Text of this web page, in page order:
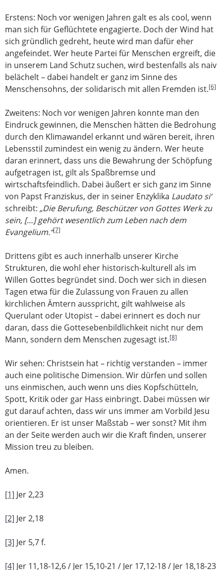
Erstens: Noch vor wenigen Jahren galt es als cool, wenn
man sich für Geflüchtete engagierte. Doch der Wind hat
sich gründlich gedreht, heute wird man dafür eher
angefeindet. Wer heute Partei für Menschen ergreift, die
in unserem Land Schutz suchen, wird bestenfalls als naiv
belächelt – dabei handelt er ganz im Sinne des
Menschensohns, der solidarisch mit allen Fremden ist.[6]
Zweitens: Noch vor wenigen Jahren konnte man den
Eindruck gewinnen, die Menschen hätten die Bedrohung
durch den Klimawandel erkannt und wären bereit, ihren
Lebensstil zumindest ein wenig zu ändern. Wer heute
daran erinnert, dass uns die Bewahrung der Schöpfung
aufgetragen ist, gilt als Spaßbremse und
wirtschaftsfeindlich. Dabei äußert er sich ganz im Sinne
von Papst Franziskus, der in seiner Enzyklika Laudato si‘
schreibt: „Die Berufung, Beschützer von Gottes Werk zu
sein, […] gehört wesentlich zum Leben nach dem
Evangelium.“[7]
Drittens gibt es auch innerhalb unserer Kirche
Strukturen, die wohl eher historisch-kulturell als im
Willen Gottes begründet sind. Doch wer sich in diesen
Tagen etwa für die Zulassung von Frauen zu allen
kirchlichen Ämtern ausspricht, gilt wahlweise als
Querulant oder Utopist – dabei erinnert es doch nur
daran, dass die Gottesebenbildlichkeit nicht nur dem
Mann, sondern dem Menschen zugesagt ist.[8]
Wir sehen: Christsein hat – richtig verstanden – immer
auch eine politische Dimension. Wir dürfen und sollen
uns einmischen, auch wenn uns dies Kopfschütteln,
Spott, Kritik oder gar Hass einbringt. Dabei müssen wir
gut darauf achten, dass wir uns immer am Vorbild Jesu
orientieren. Er ist unser Maßstab – wer sonst? Mit ihm
an der Seite werden auch wir die Kraft finden, unserer
Mission treu zu bleiben.
Amen.
[1] Jer 2,23
[2] Jer 2,18
[3] Jer 5,7 f.
[4] Jer 11,18-12,6 / Jer 15,10-21 / Jer 17,12-18 / Jer 18,18-23